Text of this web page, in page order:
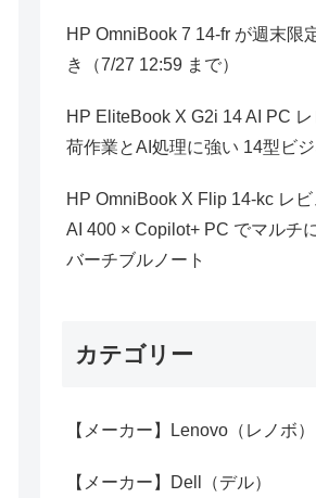
HP OmniBook 7 14-fr が週末限
き（7/27 12:59 まで）
HP EliteBook X G2i 14 AI PC
荷作業とAI処理に強い 14型ビ
HP OmniBook X Flip 14-kc レ
AI 400 × Copilot+ PC でマルチ
バーチブルノート
カテゴリー
【メーカー】Lenovo（レノボ）
【メーカー】Dell（デル）